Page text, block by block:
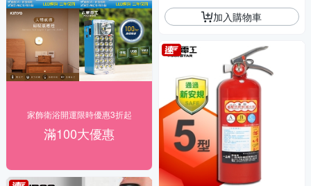
家飾衛浴開運限時優惠3折起
滿100大優惠
加入購物車